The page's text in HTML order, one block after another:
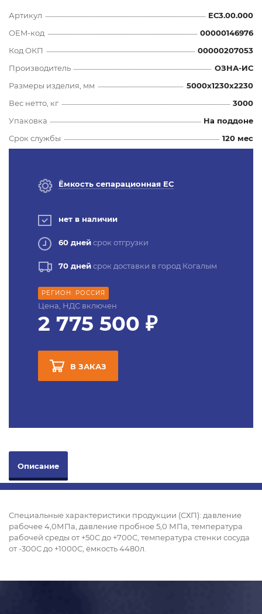
Артикул
ЕС3.00.000
OEM-код
00000146976
Код ОКП
00000207053
Производитель
ОЗНА-ИС
Размеры изделия, мм
5000x1230x2230
Вес нетто, кг
3000
Упаковка
На поддоне
Срок службы
120 мес
Ёмкость сепарационная ЕС
нет в наличии
60 днейсрок отгрузки
70 днейсрок доставки в город Когалым
РЕГИОН: РОССИЯ
Цена, НДС включен
2 775 500 ₽
В ЗАКАЗ
Описание
Специальные характеристики продукции (СХП): давление
рабочее 4,0МПа, давление пробное 5,0 МПа, температура
рабочей среды от +50С до +700С, температура стенки сосуда
от -300С до +1000С, ёмкость 4480л.